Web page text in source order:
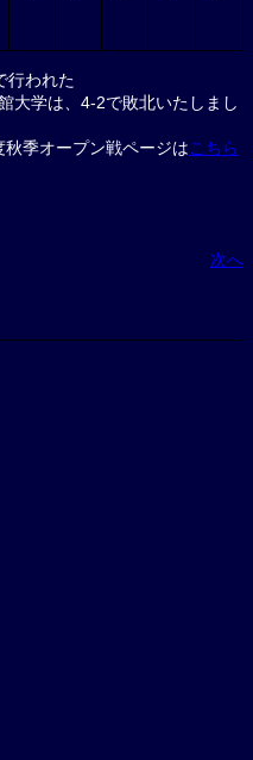
行われた
大学は、4-2で敗北いたしまし
季オープン戦ページはこちら
次へ